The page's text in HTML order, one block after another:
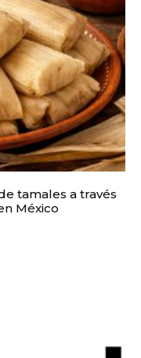
tamales a través
México